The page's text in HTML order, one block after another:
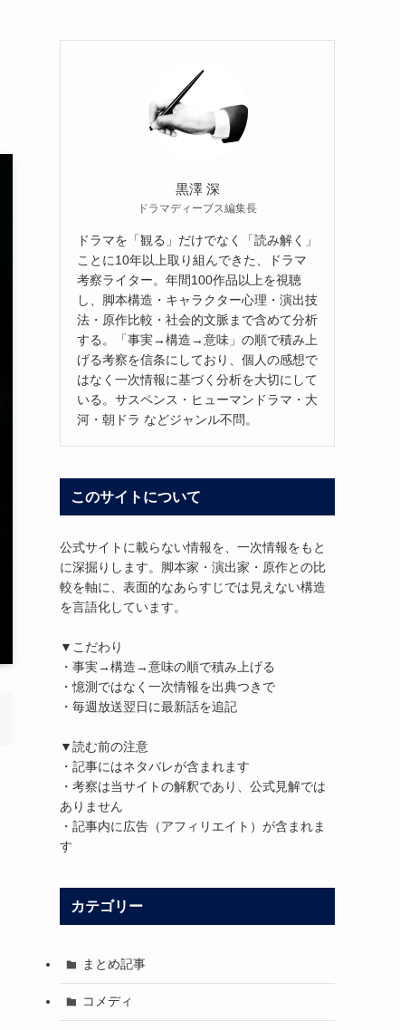
黒澤 深
ドラマディープス編集長
ドラマを「観る」だけでなく「読み解く」
ことに10年以上取り組んできた、ドラマ
考察ライター。年間100作品以上を視聴
し、脚本構造・キャラクター心理・演出技
法・原作比較・社会的文脈まで含めて分析
する。「事実→構造→意味」の順で積み上
げる考察を信条にしており、個人の感想で
はなく一次情報に基づく分析を大切にして
いる。サスペンス・ヒューマンドラマ・大
河・朝ドラ などジャンル不問。
このサイトについて
公式サイトに載らない情報を、一次情報をもと
に深掘りします。脚本家・演出家・原作との比
較を軸に、表面的なあらすじでは見えない構造
を言語化しています。
▼こだわり
・事実→構造→意味の順で積み上げる
・憶測ではなく一次情報を出典つきで
・毎週放送翌日に最新話を追記
▼読む前の注意
・記事にはネタバレが含まれます
・考察は当サイトの解釈であり、公式見解では
ありません
・記事内に広告（アフィリエイト）が含まれま
す
カテゴリー
まとめ記事
コメディ